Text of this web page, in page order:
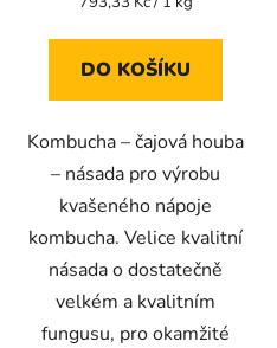
5
DO KOŠÍKU
Kombucha – čajová houba
– násada pro výrobu
kvašeného nápoje
kombucha. Velice kvalitní
násada o dostatečně
velkém a kvalitním
fungusu, pro okamžité